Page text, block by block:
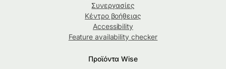
Συνεργασίες
Κέντρο βοήθειας
Accessibility
Feature availability checker
Προϊόντα Wise